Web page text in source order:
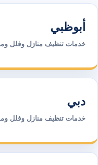
أبوظبي
خدمات تنظيف منازل وفلل
دبي
خدمات تنظيف منازل وفلل